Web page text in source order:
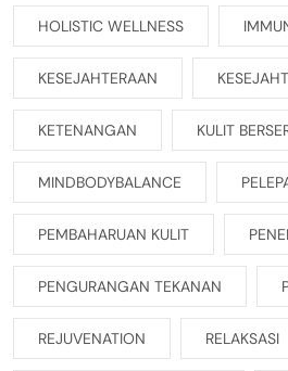
HOLISTIC WELLNESS
KESEJAHTERAAN
KETENANGAN KULIT
MINDBODYBALANCE
PEMBAHARUAN KULIT
PENGURANGAN TEKANAN
REJUVENATION RELAKSASI